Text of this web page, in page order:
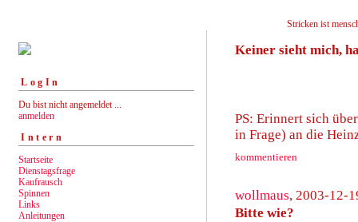
Stricken ist
LogIn
Du bist nicht angemeldet ...
anmelden
Intern
Startseite
Dienstagsfrage
Kaufrausch
Spinnen
Links
Anleitungen
Keiner sieht mich,
PS: Erinnert sich
in Frage) an die
kommentieren
wollmaus, 2003-12-
Bitte wie?